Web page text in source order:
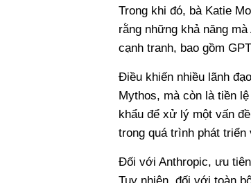
Trong khi đó, bà Katie
rằng những khả năng
cạnh tranh, bao gồm
Điều khiến nhiều lãnh
Mythos, mà còn là tiền
khẩu để xử lý một vấn
trong quá trình phát
Đối với Anthropic, ưu
Tuy nhiên, đối với toàn